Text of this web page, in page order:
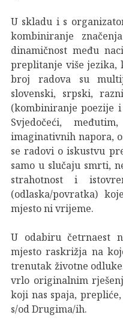
U skladu i s
kombiniranje
dinamičnost među
preplitanje više
broj radova su
slovenski, srpski,
(kombiniranje poezije
Svjedočeći,
imaginativnih napora,
se radovi o iskustvu
samo u slučaju smrti,
strahotnost i
(odlaska/povratka)
mjesto ni vrijeme.
U odabiru četrnaest
mjesto raskrižja na
trenutak životne
vrlo originalnim
koji nas spaja,
s/od Drugima/ih.